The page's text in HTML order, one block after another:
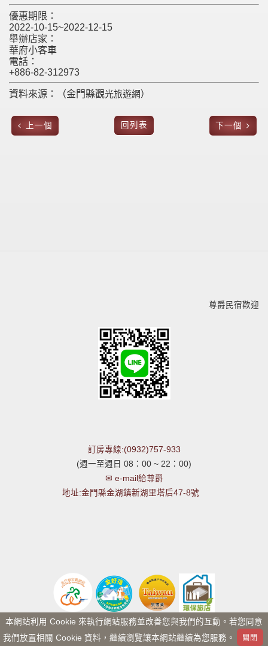
優惠期限：
2022-10-15~2022-12-15
舉辦店家：
華府小客車
電話：
+886-82-312973
資料來源：（金門縣觀光旅遊網）
上一個 回列表 下一個
尊爵民宿歡迎您
訂房專線:(0932)757-933
(週一至週日 08：00 ~ 22：00)
✉ e-mail給尊爵
地址:金門縣金湖鎮新湖里塔后47-8號
本網站利用 Cookie 來執行網站服務並改善您與我們的互動。若您同意
我們放置相關 Cookie 資料，繼續瀏覽讓本網站繼續為您服務。